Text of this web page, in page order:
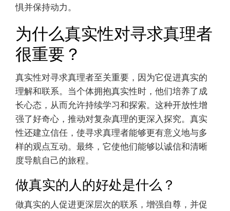
惧并保持动力。
为什么真实性对寻求真理者
很重要？
真实性对寻求真理者至关重要，因为它促进真实的
理解和联系。当个体拥抱真实性时，他们培养了成
长心态，从而允许持续学习和探索。这种开放性增
强了好奇心，推动对复杂真理的更深入探究。真实
性还建立信任，使寻求真理者能够更有意义地与多
样的观点互动。最终，它使他们能够以诚信和清晰
度导航自己的旅程。
做真实的人的好处是什么？
做真实的人促进更深层次的联系，增强自尊，并促